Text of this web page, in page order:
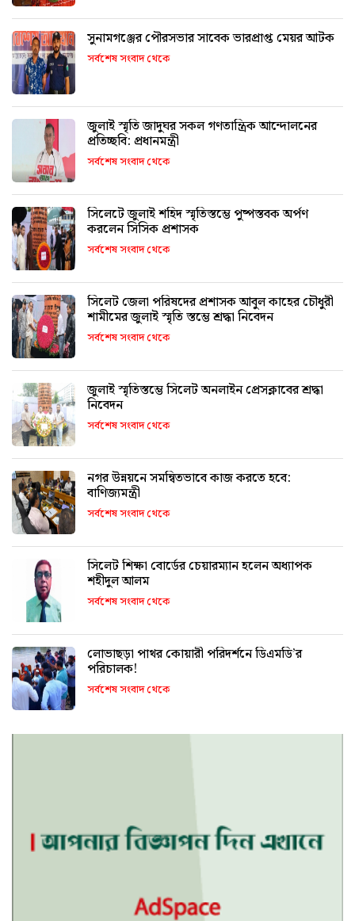
সুনামগঞ্জের পৌরসভার সাবেক ভারপ্রাপ্ত মেয়র আটক
সর্বশেষ সংবাদ থেকে
জুলাই স্মৃতি জাদুঘর সকল গণতান্ত্রিক আন্দোলনের
প্রতিচ্ছবি: প্রধানমন্ত্রী
সর্বশেষ সংবাদ থেকে
সিলেটে জুলাই শহিদ স্মৃতিস্তম্ভে পুষ্পস্তবক অর্পণ
করলেন সিসিক প্রশাসক
সর্বশেষ সংবাদ থেকে
সিলেট জেলা পরিষদের প্রশাসক আবুল কাহের চৌধুরী
শামীমের জুলাই স্মৃতি স্তম্ভে শ্রদ্ধা নিবেদন
সর্বশেষ সংবাদ থেকে
জুলাই স্মৃতিস্তম্ভে সিলেট অনলাইন প্রেসক্লাবের শ্রদ্ধা
নিবেদন
সর্বশেষ সংবাদ থেকে
নগর উন্নয়নে সমন্বিতভাবে কাজ করতে হবে:
বাণিজ্যমন্ত্রী
সর্বশেষ সংবাদ থেকে
সিলেট শিক্ষা বোর্ডের চেয়ারম্যান হলেন অধ্যাপক
শহীদুল আলম
সর্বশেষ সংবাদ থেকে
লোভাছড়া পাথর কোয়ারী পরিদর্শনে ডিএমডি’র
পরিচালক!
সর্বশেষ সংবাদ থেকে